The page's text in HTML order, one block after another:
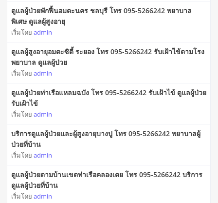
ดูแลผู้ป่วยพักฟื้นอมตะนคร ชลบุรี โทร 095-5266242 พยาบาล
พิเศษ ดูแลผู้สูงอายุ
เริ่มโดย admin
ดูแลผู้สูงอายุอมตะซิตี้ ระยอง โทร 095-5266242 รับเฝ้าไข้ตามโรง
พยาบาล ดูแลผู้ป่วย
เริ่มโดย admin
ดูแลผู้ป่วยท่าเรือแหลมฉบัง โทร 095-5266242 รับเฝ้าไข้ ดูแลผู้ป่วย
รับเฝ้าไข้
เริ่มโดย admin
บริการดูแลผู้ป่วยและผู้สูงอายุบางปู โทร 095-5266242 พยาบาลผู้
ป่วยที่บ้าน
เริ่มโดย admin
ดูแลผู้ป่วยตามบ้านเขตท่าเรือคลองเตย โทร 095-5266242 บริการ
ดูแลผู้ป่วยที่บ้าน
เริ่มโดย admin